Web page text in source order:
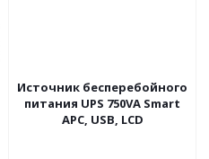
Источник бесперебойного
питания UPS 750VA Smart
APC, USB, LCD